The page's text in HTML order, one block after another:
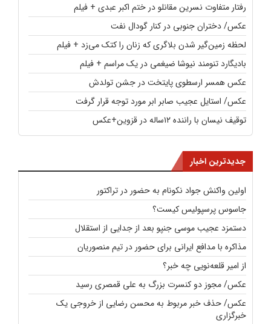
رفتار متفاوت نسرین مقانلو در ختم اکبر عبدی + فیلم
عکس/ دختران جنوبی در کنار گودال نفت
لحظه زمین‌گیر شدن بلاگری که زنان را کتک می‌زد + فیلم
بادیگارد تنومند نیوشا ضیغمی در یک مراسم + فیلم
عکس همسر ارسطوی پایتخت در جشن تولدش
عکس/ استایل عجیب صابر ابر مورد توجه قرار گرفت
توقیف نیسان با راننده ۱۲ساله در قزوین+عکس
جدیدترین اخبار
اولین واکنش جواد نکونام به حضور در تراکتور
جاسوس پرسپولیس کیست؟
دستمزد عجیب موسی جنپو بعد از جدایی از استقلال
مذاکره با مدافع ایرانی برای حضور در تیم منصوریان
از امیر قلعه‌نویی چه خبر؟
عکس/ مجوز دو کنسرت بزرگ به علی قمصری رسید
عکس/ حذف خبر مربوط به محسن رضایی از خروجی یک
خبرگزاری